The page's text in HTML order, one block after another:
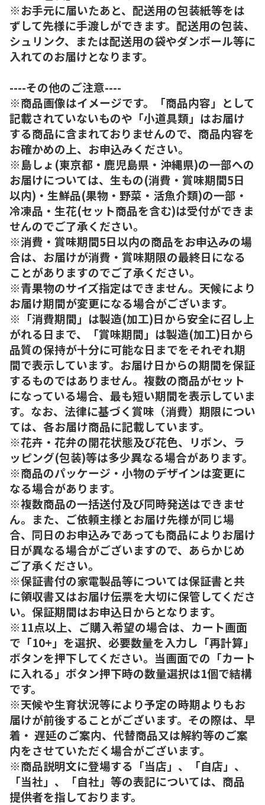
※お手元に届いたあと、配送用の包装紙等をは
ずして先様に手渡しができます。配送用の包装、
シュリンク、または配送用の袋やダンボール等に
入れてのお届けとなります。
----その他のご注意----
※商品画像はイメージです。「商品内容」として
記載されていないものや「小道具類」はお届け
する商品に含まれておりませんので、商品内容を
お確かめの上、お申込みください。
※島しょ(東京都・鹿児島県・沖縄県)の一部への
お届けについては、生もの(消費・賞味期間5日
以内)・生鮮品(果物・野菜・活魚介類)の一部・
冷凍品・生花(セット商品を含む)は受付ができま
せんのでご了承ください。
※消費・賞味期間5日以内の商品をお申込みの場
合は、お届けが消費・賞味期限の最終日になる
ことがありますのでご了承ください。
※青果物のサイズ指定はできません。天候により
お届け期間が変更になる場合がございます。
※「消費期間」は製造(加工)日から安全に召し上
がれる日まで、「賞味期間」は製造(加工)日から
品質の保持が十分に可能な日までをそれぞれ期
間で表示しています。お届け日からの期間を保証
するものではありません。複数の商品がセット
になっている場合、最も短い期間を表示していま
す。なお、法律に基づく賞味（消費）期限につい
ては、各お届け商品に記載しています。
※花卉・花弁の開花状態及び花色、リボン、ラ
ッピング(包装)等は多少異なる場合があります。
※商品のパッケージ・小物のデザインは変更に
なる場合があります。
※複数商品の一括送付及び同時発送はできませ
ん。また、ご依頼主様とお届け先様が同じ場
合、同日のお申込みであっても商品によりお届け
日が異なる場合がございますので、あらかじめ
ご了承ください。
※保証書付の家電製品等については保証書と共
に領収書又はお届け伝票を大切に保管してくださ
い。保証期間はお申込日からとなります。
※11点以上、ご購入希望の場合は、カート画面
で「10+」を選択、必要数量を入力し「再計算」
ボタンを押下してください。当画面での「カート
に入れる」ボタン押下時の数量選択は1個で結構
です。
※天候や生育状況等により予定の時期よりもお
届けが前後することがございます。その際は、早
着・ 遅延のご案内、代替商品又は解約等のご案
内をさせていただく場合がございます。
※商品説明文に登場する「当店」、「自店」、
「当社」、「自社」等の表記については、商品
提供者を指しております。